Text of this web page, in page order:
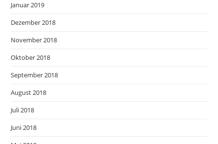
Januar 2019
Dezember 2018
November 2018
Oktober 2018
September 2018
August 2018
Juli 2018
Juni 2018